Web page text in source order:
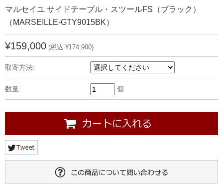
マルセイユ サイドテーブル・スツールFS（ブラック）
（MARSEILLE-GTY9015BK）
¥159,000 (税込 ¥174,900)
取寄方法:
数量: 個